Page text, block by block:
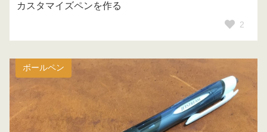
カスタマイズペンを作る
2
ボールペン